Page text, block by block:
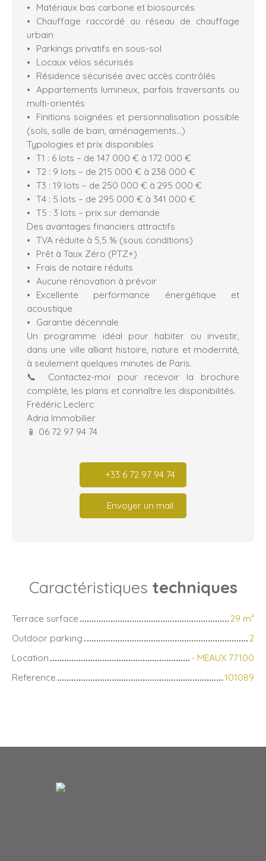
Matériaux bas carbone et biosourcés
Chauffage raccordé au réseau de chauffage
urbain
Parkings privatifs en sous-sol
Locaux vélos sécurisés
Résidence sécurisée avec accès contrôlés
Appartements lumineux, parfois traversants ou
multi-orientés
Finitions soignées et personnalisation possible
(sols, salle de bain, aménagements…)
Typologies et prix disponibles
T1 : 6 lots – de 147 000 € à 172 000 €
T2 : 9 lots – de 215 000 € à 238 000 €
T3 : 19 lots – de 250 000 € à 295 000 €
T4 : 5 lots – de 295 000 € à 341 000 €
T5 : 3 lots – prix sur demande
Des avantages financiers attractifs
TVA réduite à 5,5 % (sous conditions)
Prêt à Taux Zéro (PTZ+)
Frais de notaire réduits
Aucune rénovation à prévoir
Excellente performance énergétique et
acoustique
Garantie décennale
Un programme idéal pour habiter ou investir,
dans une ville alliant histoire, nature et modernité,
à seulement quelques minutes de Paris.
📞 Contactez-moi pour recevoir la brochure
complète, les plans et connaître les disponibilités.
Frédéric Leclerc
Adria Immobilier
📱 06 72 97 94 74
+33 6 72 97 94 74
Envoyer un mail
Caractéristiques techniques
Terrace surface 29 m²
Outdoor parking
2
Location
- MEAUX 77100
Reference
101089